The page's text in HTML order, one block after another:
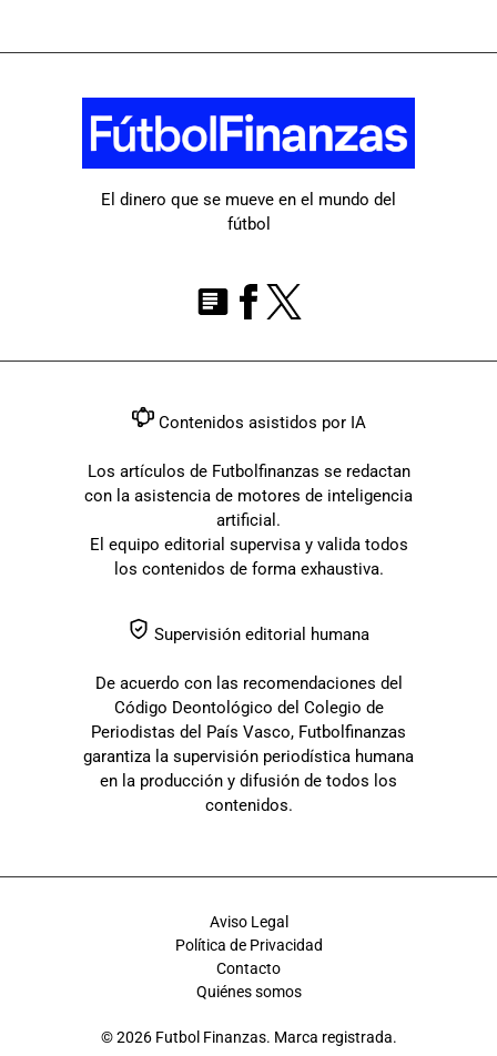
El dinero que se mueve en el mundo del
fútbol
Contenidos asistidos por IA
Los artículos de Futbolfinanzas se redactan
con la asistencia de motores de inteligencia
artificial.
El equipo editorial supervisa y valida todos
los contenidos de forma exhaustiva.
Supervisión editorial humana
De acuerdo con las recomendaciones del
Código Deontológico del Colegio de
Periodistas del País Vasco, Futbolfinanzas
garantiza la supervisión periodística humana
en la producción y difusión de todos los
contenidos.
Aviso Legal
Política de Privacidad
Contacto
Quiénes somos
© 2026 Futbol Finanzas. Marca registrada.